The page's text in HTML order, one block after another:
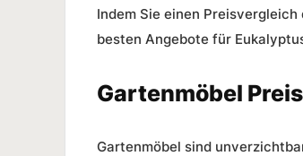
Indem Sie einen
besten Angebote für
Gartenmöbel
Gartenmöbel sind